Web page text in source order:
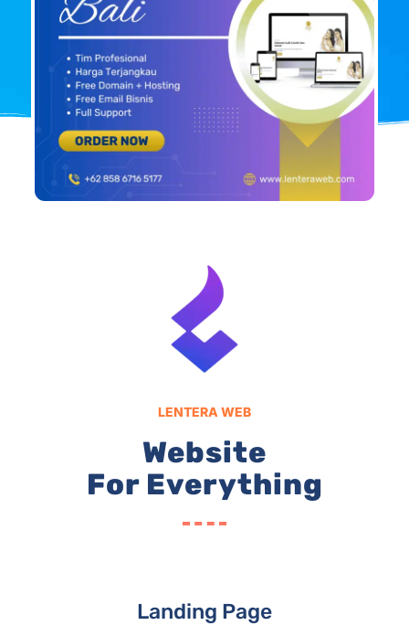
LENTERA WEB
Website
For Everything
Landing Page